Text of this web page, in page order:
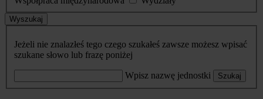
Wyszukaj
Jeżeli nie znalazłeś tego czego szukałeś zawsze możesz wpisać
szukane słowo lub frazę poniżej
Wpisz nazwę jednostki Szukaj